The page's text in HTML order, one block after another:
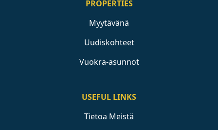
PROPERTIES
Myytävänä
Uudiskohteet
Vuokra-asunnot
USEFUL LINKS
Tietoa Meistä